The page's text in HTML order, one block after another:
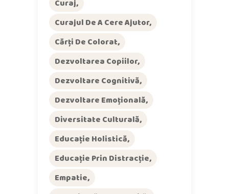
Curaj
Curajul De A Cere Ajutor
Cărți De Colorat
Dezvoltarea Copiilor
Dezvoltare Cognitivă
Dezvoltare Emoțională
Diversitate Culturală
Educație Holistică
Educație Prin Distracție
Empatie